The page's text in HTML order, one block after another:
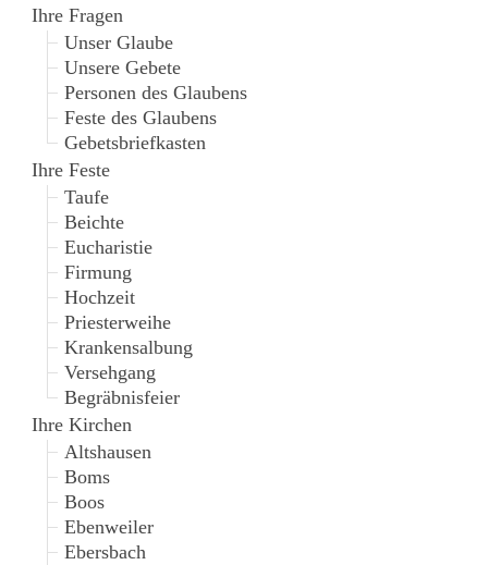
Ihre Fragen
Unser Glaube
Unsere Gebete
Personen des Glaubens
Feste des Glaubens
Gebetsbriefkasten
Ihre Feste
Taufe
Beichte
Eucharistie
Firmung
Hochzeit
Priesterweihe
Krankensalbung
Versehgang
Begräbnisfeier
Ihre Kirchen
Altshausen
Boms
Boos
Ebenweiler
Ebersbach